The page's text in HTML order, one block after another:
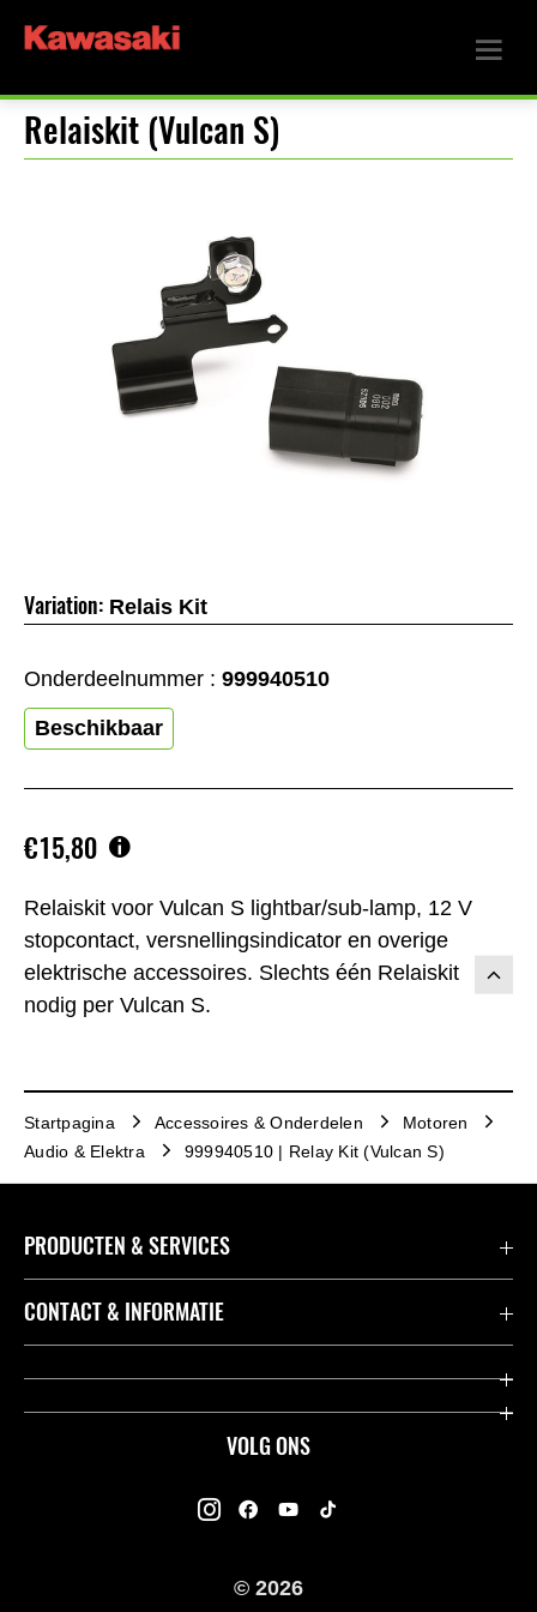
Relaiskit (Vulcan S)
Relaiskit voor Vulcan S lightbar/sub-lamp, 12 V
stopcontact, versnellingsindicator en overige
elektrische accessoires. Slechts één Relaiskit
nodig per Vulcan S.
€15,80
Variation: Relais Kit
Onderdeelnummer : 999940510
Beschikbaar
Startpagina Accessoires & Onderdelen
Motoren
Audio & Elektra
999940510 | Relay Kit (Vulcan S)
VOLG ONS
PRODUCTEN & SERVICES
Accessoires & Onderdelen
Dealers
K-Care Fabrieksgarantie
Gebruikershandleidingen
CONTACT & INFORMATIE
Contact
© 2026